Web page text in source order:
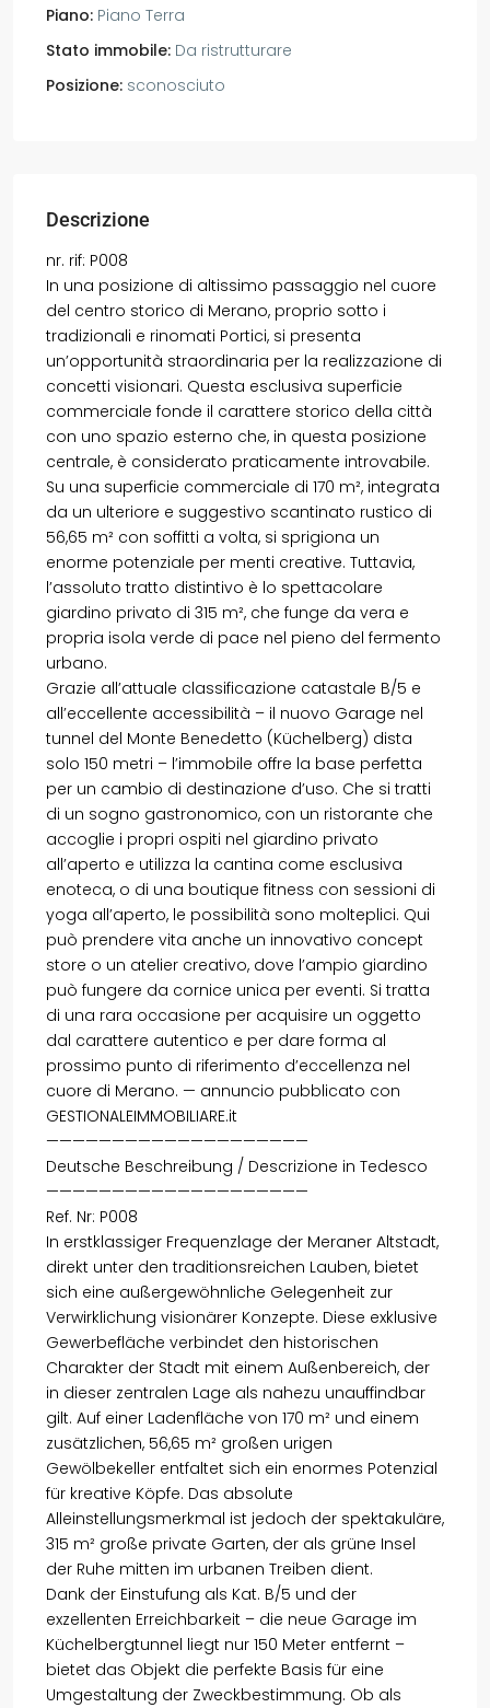
Piano: Piano Terra
Stato immobile: Da ristrutturare
Posizione: sconosciuto
Descrizione
nr. rif: P008
In una posizione di altissimo passaggio nel cuore
del centro storico di Merano, proprio sotto i
tradizionali e rinomati Portici, si presenta
un’opportunità straordinaria per la realizzazione di
concetti visionari. Questa esclusiva superficie
commerciale fonde il carattere storico della città
con uno spazio esterno che, in questa posizione
centrale, è considerato praticamente introvabile.
Su una superficie commerciale di 170 m², integrata
da un ulteriore e suggestivo scantinato rustico di
56,65 m² con soffitti a volta, si sprigiona un
enorme potenziale per menti creative. Tuttavia,
l’assoluto tratto distintivo è lo spettacolare
giardino privato di 315 m², che funge da vera e
propria isola verde di pace nel pieno del fermento
urbano.
Grazie all’attuale classificazione catastale B/5 e
all’eccellente accessibilità – il nuovo Garage nel
tunnel del Monte Benedetto (Küchelberg) dista
solo 150 metri – l’immobile offre la base perfetta
per un cambio di destinazione d’uso. Che si tratti
di un sogno gastronomico, con un ristorante che
accoglie i propri ospiti nel giardino privato
all’aperto e utilizza la cantina come esclusiva
enoteca, o di una boutique fitness con sessioni di
yoga all’aperto, le possibilità sono molteplici. Qui
può prendere vita anche un innovativo concept
store o un atelier creativo, dove l’ampio giardino
può fungere da cornice unica per eventi. Si tratta
di una rara occasione per acquisire un oggetto
dal carattere autentico e per dare forma al
prossimo punto di riferimento d’eccellenza nel
cuore di Merano. — annuncio pubblicato con
GESTIONALEIMMOBILIARE.it
————————————————————
Deutsche Beschreibung / Descrizione in Tedesco
————————————————————
Ref. Nr: P008
In erstklassiger Frequenzlage der Meraner Altstadt,
direkt unter den traditionsreichen Lauben, bietet
sich eine außergewöhnliche Gelegenheit zur
Verwirklichung visionärer Konzepte. Diese exklusive
Gewerbefläche verbindet den historischen
Charakter der Stadt mit einem Außenbereich, der
in dieser zentralen Lage als nahezu unauffindbar
gilt. Auf einer Ladenfläche von 170 m² und einem
zusätzlichen, 56,65 m² großen urigen
Gewölbekeller entfaltet sich ein enormes Potenzial
für kreative Köpfe. Das absolute
Alleinstellungsmerkmal ist jedoch der spektakuläre,
315 m² große private Garten, der als grüne Insel
der Ruhe mitten im urbanen Treiben dient.
Dank der Einstufung als Kat. B/5 und der
exzellenten Erreichbarkeit – die neue Garage im
Küchelbergtunnel liegt nur 150 Meter entfernt –
bietet das Objekt die perfekte Basis für eine
Umgestaltung der Zweckbestimmung. Ob als